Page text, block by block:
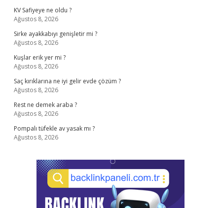
KV Safiyeye ne oldu ?
Ağustos 8, 2026
Sirke ayakkabıyı genişletir mi ?
Ağustos 8, 2026
Kuşlar erik yer mi ?
Ağustos 8, 2026
Saç kırıklarına ne iyi gelir evde çözüm ?
Ağustos 8, 2026
Rest ne demek araba ?
Ağustos 8, 2026
Pompalı tüfekle av yasak mı ?
Ağustos 8, 2026